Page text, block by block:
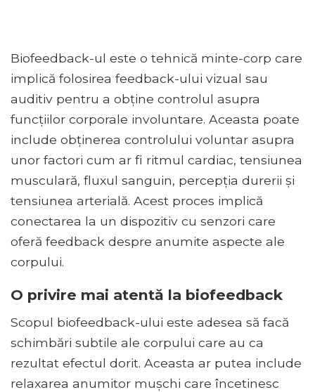
Biofeedback-ul este o tehnică minte-corp care
implică folosirea feedback-ului vizual sau
auditiv pentru a obține controlul asupra
funcțiilor corporale involuntare. Aceasta poate
include obținerea controlului voluntar asupra
unor factori cum ar fi ritmul cardiac, tensiunea
musculară, fluxul sanguin, percepția durerii și
tensiunea arterială. Acest proces implică
conectarea la un dispozitiv cu senzori care
oferă feedback despre anumite aspecte ale
corpului.
O privire mai atentă la biofeedback
Scopul biofeedback-ului este adesea să facă
schimbări subtile ale corpului care au ca
rezultat efectul dorit. Aceasta ar putea include
relaxarea anumitor mușchi care încetinesc